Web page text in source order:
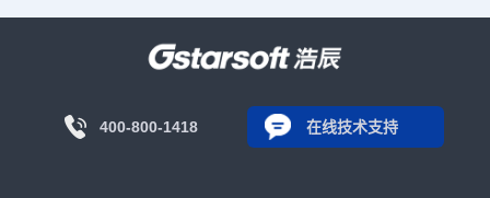
400-800-1418 在线技术支持